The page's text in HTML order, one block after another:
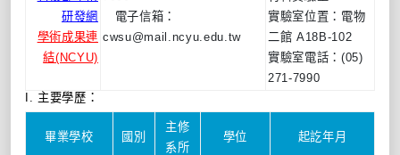
研發網
學術成果連
結(NCYU)
電子信箱：
cwsu@mail.ncyu.edu.tw
實驗室位置：電物
二館 A18B-102
實驗室電話：(05)
271-7990
I. 主要學歷：
畢業學校 國別
主修
系所
學位 起訖年月